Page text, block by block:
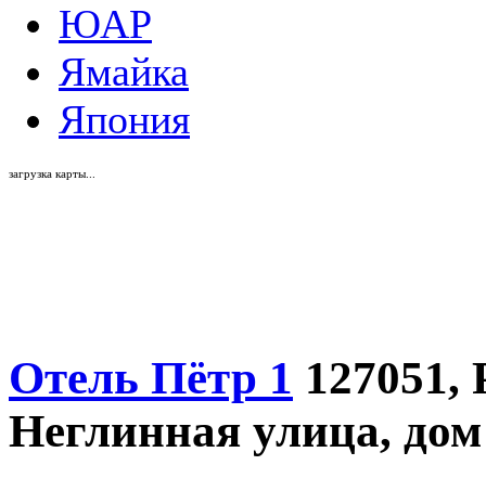
ЮАР
Ямайка
Япония
загрузка карты...
Отель Пётр 1 127051,
Неглинная улица,